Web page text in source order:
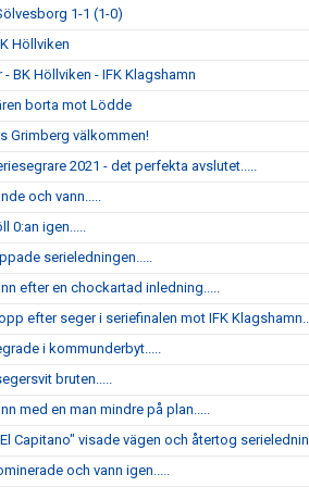
1-1 (1-0)
Höllviken
BK Höllviken - IFK Klagshamn
borta mot Lödde
Grimberg välkommen!
2021 - det perfekta avslutet.....
och vann.....
0:an igen.....
serieledningen.....
efter en chockartad inledning.....
efter seger i seriefinalen mot IFK
i kommunderbyt.....
bruten.....
med en man mindre på plan.....
Capitano" visade vägen och återtog
och vann igen.....